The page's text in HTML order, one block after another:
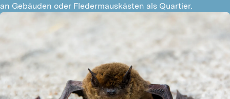
an Gebäuden oder Fledermauskästen als Quartier.